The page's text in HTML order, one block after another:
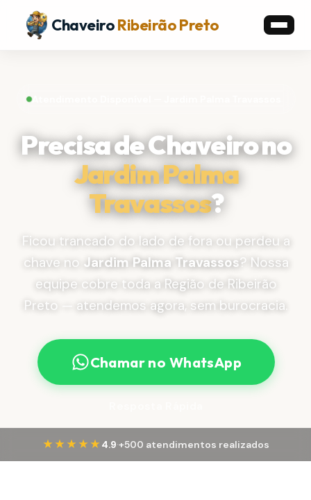
ChaveiroRibeirão Preto
Atendimento Disponível — Jardim Palma Travassos
Precisa de Chaveiro no
Jardim Palma
Travassos?
Ficou trancado do lado de fora ou perdeu a
chave no Jardim Palma Travassos? Nossa
equipe cobre toda a Região de Ribeirão
Preto — atendemos agora, sem burocracia.
Chamar no WhatsApp
★★★★★ 4.9·+500 atendimentos realizados